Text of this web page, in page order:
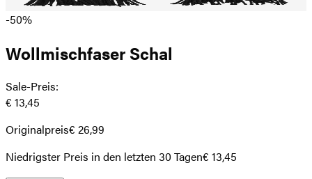
-50%
Wollmischfaser Schal
Sale-Preis:
€ 13,45
Originalpreis€ 26,99
Niedrigster Preis in den letzten 30 Tagen€ 13,45